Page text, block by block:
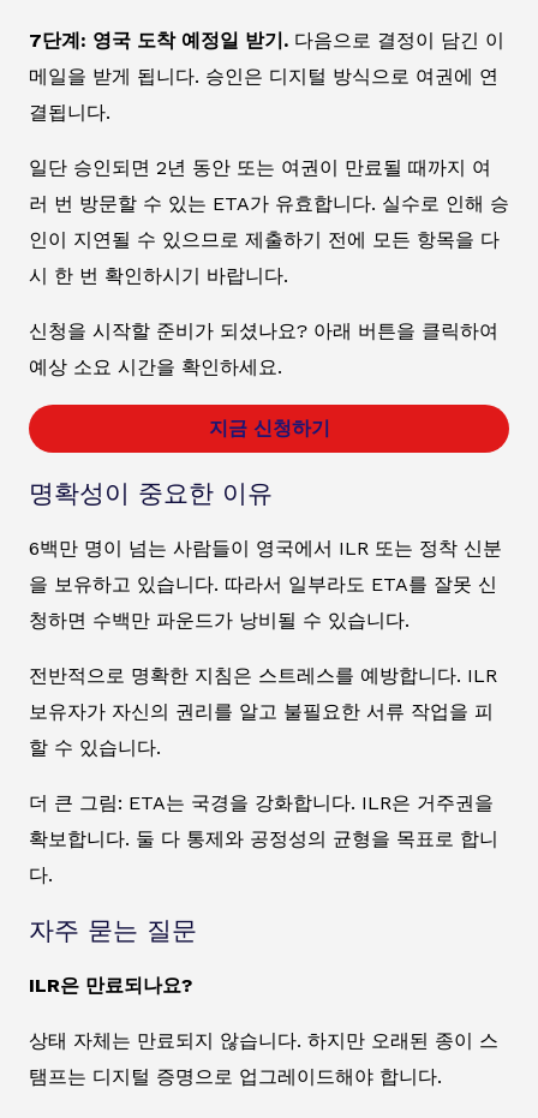
7단계: 영국 도착 예정일 받기. 다음으로 결정이 담긴 이
메일을 받게 됩니다. 승인은 디지털 방식으로 여권에 연
결됩니다.
일단 승인되면 2년 동안 또는 여권이 만료될 때까지 여
러 번 방문할 수 있는 ETA가 유효합니다. 실수로 인해 승
인이 지연될 수 있으므로 제출하기 전에 모든 항목을 다
시 한 번 확인하시기 바랍니다.
신청을 시작할 준비가 되셨나요? 아래 버튼을 클릭하여
예상 소요 시간을 확인하세요.
지금 신청하기
명확성이 중요한 이유
6백만 명이 넘는 사람들이 영국에서 ILR 또는 정착 신분
을 보유하고 있습니다. 따라서 일부라도 ETA를 잘못 신
청하면 수백만 파운드가 낭비될 수 있습니다.
전반적으로 명확한 지침은 스트레스를 예방합니다. ILR
보유자가 자신의 권리를 알고 불필요한 서류 작업을 피
할 수 있습니다.
더 큰 그림: ETA는 국경을 강화합니다. ILR은 거주권을
확보합니다. 둘 다 통제와 공정성의 균형을 목표로 합니
다.
자주 묻는 질문
ILR은 만료되나요?
상태 자체는 만료되지 않습니다. 하지만 오래된 종이 스
탬프는 디지털 증명으로 업그레이드해야 합니다.